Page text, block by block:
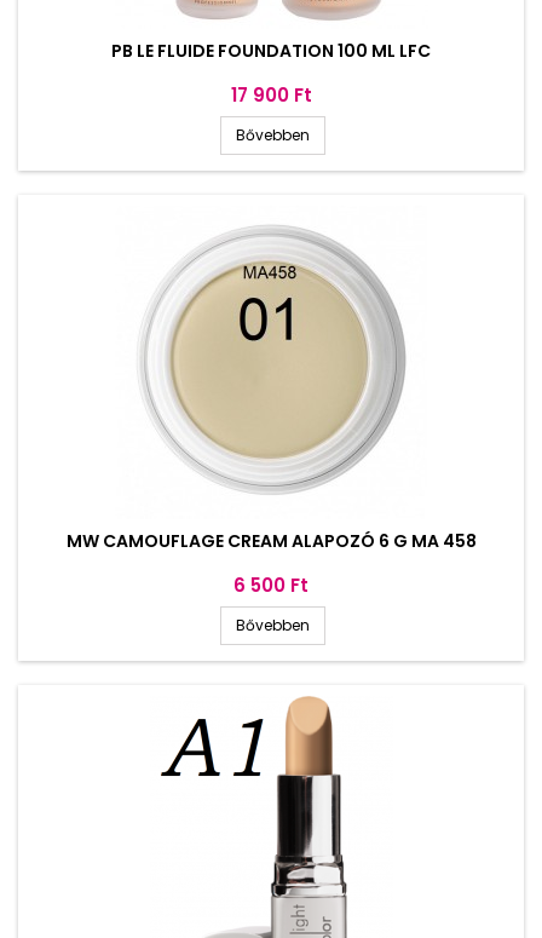
PB LE FLUIDE FOUNDATION 100 ML LFC
Ár
17 900 Ft
Bővebben
MW CAMOUFLAGE CREAM ALAPOZÓ 6 G MA 458
Ár
6 500 Ft
Bővebben